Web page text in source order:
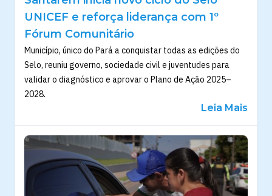
UNICEF e reforça liderança com 1º
Fórum Comunitário
Município, único do Pará a conquistar todas as edições do
Selo, reuniu governo, sociedade civil e juventudes para
validar o diagnóstico e aprovar o Plano de Ação 2025–
2028.
Leia Mais